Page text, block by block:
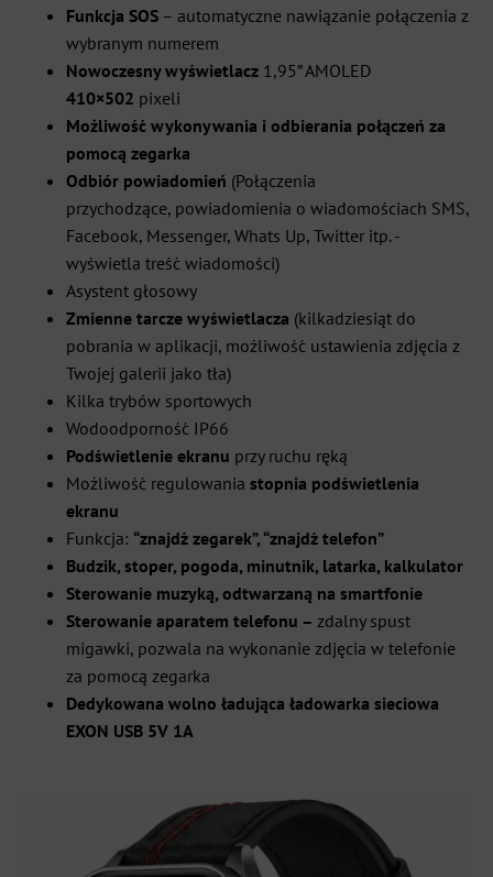
Funkcja SOS – automatyczne nawiązanie połączenia z
wybranym numerem
Nowoczesny wyświetlacz 1,95” AMOLED
410×502 pixeli
Możliwość wykonywania i odbierania połączeń za
pomocą zegarka
Odbiór powiadomień (Połączenia
przychodzące, powiadomienia o wiadomościach SMS,
Facebook, Messenger, Whats Up, Twitter itp. -
wyświetla treść wiadomości)
Asystent głosowy
Zmienne tarcze wyświetlacza (kilkadziesiąt do
pobrania w aplikacji, możliwość ustawienia zdjęcia z
Twojej galerii jako tła)
Kilka trybów sportowych
Wodoodporność IP66
Podświetlenie ekranu przy ruchu ręką
Możliwość regulowania stopnia podświetlenia
ekranu
Funkcja: “znajdź zegarek”, “znajdź telefon”
Budzik, stoper, pogoda, minutnik, latarka, kalkulator
Sterowanie muzyką, odtwarzaną na smartfonie
Sterowanie aparatem telefonu – zdalny spust
migawki, pozwala na wykonanie zdjęcia w telefonie
za pomocą zegarka
Dedykowana wolno ładująca ładowarka sieciowa
EXON USB 5V 1A